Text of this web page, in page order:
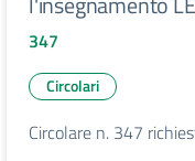
347
Circolari
Circolare n. 347